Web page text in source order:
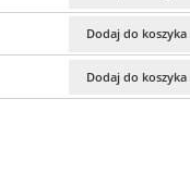
Dodaj do koszyka
Dodaj do koszyka